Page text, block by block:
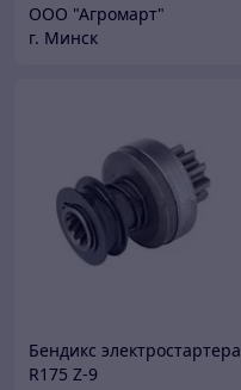
ООО "Агромарт"
г. Минск
Бендикс электростартера
R175 Z-9